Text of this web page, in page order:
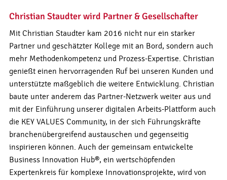
Christian Staudter wird Partner & Gesellschafter
Mit Christian Staudter kam 2016 nicht nur ein starker
Partner und geschätzter Kollege mit an Bord, sondern auch
mehr Methodenkompetenz und Prozess-Expertise. Christian
genießt einen hervorragenden Ruf bei unseren Kunden und
unterstützte maßgeblich die weitere Entwicklung. Christian
baute unter anderem das Partner-Netzwerk weiter aus und
mit der Einführung unserer digitalen Arbeits-Plattform auch
die KEY VALUES Community, in der sich Führungskräfte
branchenübergreifend austauschen und gegenseitig
inspirieren können. Auch der gemeinsam entwickelte
Business Innovation Hub®, ein wertschöpfenden
Expertenkreis für komplexe Innovationsprojekte, wird von